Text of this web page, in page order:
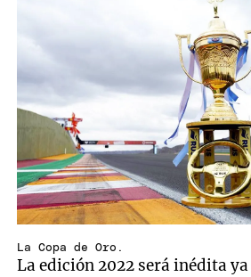
La Copa de Oro.
La edición 2022 será inédita